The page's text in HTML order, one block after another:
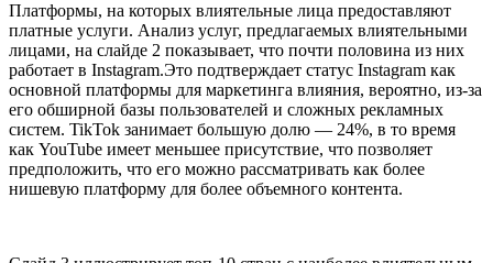
Платформы, на которых влиятельные лица предоставляют
платные услуги. Анализ услуг, предлагаемых влиятельными
лицами, на слайде 2 показывает, что почти половина из них
работает в Instagram.Это подтверждает статус Instagram как
основной платформы для маркетинга влияния, вероятно, из-за
его обширной базы пользователей и сложных рекламных
систем. TikTok занимает большую долю — 24%, в то время
как YouTube имеет меньшее присутствие, что позволяет
предположить, что его можно рассматривать как более
нишевую платформу для более объемного контента.